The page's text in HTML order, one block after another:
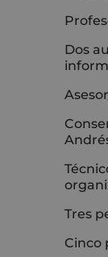
Dos
Tres
Cinco